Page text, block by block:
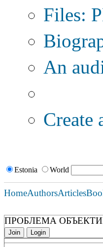
Files:
An
Create
Estonia World
HomeAuthorsArticles
ПРОБЛЕМА
Join Login